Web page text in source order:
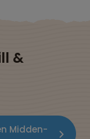
&
Midden-